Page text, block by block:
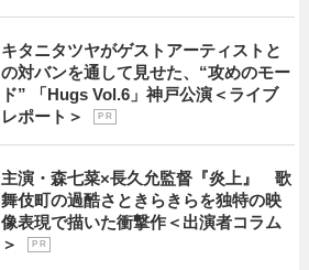
キタニタツヤがゲストアーティストと
の対バンを通して見せた、“攻めのモー
ド” 「Hugs Vol.6」神戸公演＜ライブ
レポート＞
P R
主演・森七菜×長久允監督『炎上』 歌
舞伎町の過酷さときらきらを独特の映
像表現で描いた衝撃作＜出演者コラム
＞
P R